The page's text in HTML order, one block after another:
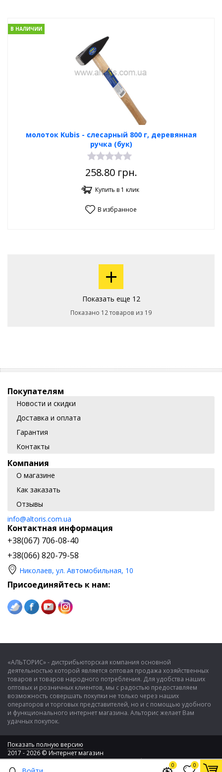
0
0
молоток Kubis - слесарный 800 г, деревянная
ручка (бук)
В НАЛИЧИИ
258.80грн.
Купить в 1 клик
В избранное
+
Показать еще 12
Показано 12 товаров из 19
Покупателям
Новости и скидки
Доставка и оплата
Гарантия
Контакты
Компания
О магазине
Как заказать
Отзывы
info@altoris.com.ua
Контактная информация
+38(067) 706-08-40
+38(066) 820-79-58
Николаев, ул. Автомобильная, 10
Присоединяйтесь к нам:
«АЛЬТОРИС» - дистрибьюторская компания основной
деятельностью которой является оптовая продажа хозяйственных
товаров и товаров народного потребления. Для удобства наших
оптовых и розничных клиентов, мы с радостью предоставляем
возможность совершать покупки не только через наших
операторов и торговых представителей, но и с помощью удобного
и функционального интернет магазина. Альторис желает Вам
удачных покупок.
Показать полную версию
2017 - 2026 © Интернет магазин
ООО "Альторис" - хозяйственные товары и бытовая техника